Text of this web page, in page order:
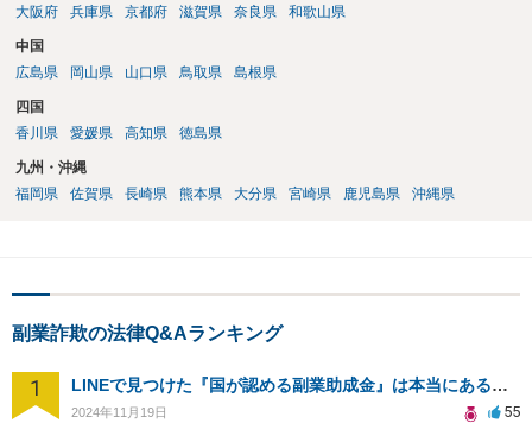
大阪府
兵庫県 京都府 滋賀県 奈良県 和歌山県
中国
広島県
岡山県 山口県 鳥取県 島根県
四国
香川県
愛媛県 高知県 徳島県
九州・沖縄
福岡県
佐賀県 長崎県 熊本県 大分県 宮崎県 鹿児島県 沖縄県
副業詐欺の法律Q&Aランキング
1 LINEで見つけた『国が認める副業助成金』は本当にあるのですか？今それで訴えられそうでどうすれば？
2024年11月19日 55